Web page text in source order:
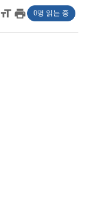
format_sizeprint 0명 읽는 중